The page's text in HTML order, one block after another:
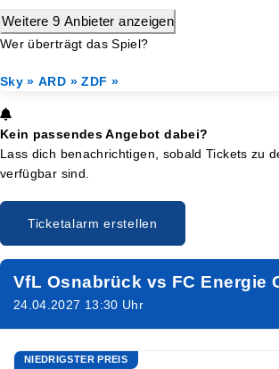
Weitere 9 Anbieter anzeigen
Wer überträgt das Spiel?
Sky » ARD » ZDF »
Kein passendes Angebot dabei?
Lass dich benachrichtigen, sobald Tickets zu
verfügbar sind.
Ticketalarm erstellen
VfL Osnabrück vs FC Energie
24.04.2027 13:30 Uhr
NIEDRIGSTER PREIS